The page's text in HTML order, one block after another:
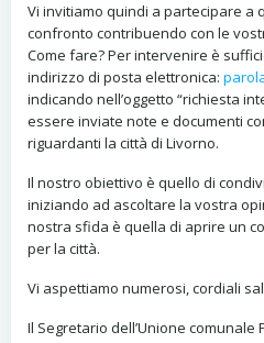
Vi invitiamo quindi a partecipare a
confronto contribuendo con le
Come fare? Per intervenire è
indirizzo di posta elettronica:
indicando nell’oggetto “richiesta
essere inviate note e documenti
riguardanti la città di Livorno.
Il nostro obiettivo è quello di
iniziando ad ascoltare la vostra
nostra sfida è quella di aprire un
per la città.
Vi aspettiamo numerosi, cordiali
Il Segretario dell’Unione comunale